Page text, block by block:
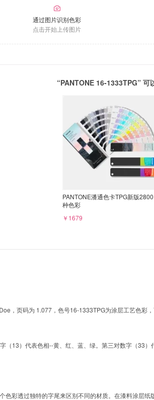
通过图片识别色彩
点击开始上传图片
“PANTONE 16-1333TPG” 可
PANTONE潘通色卡TPG新版2800
种色彩
￥1679
，页码为 1.077，色号16-1333TPG为涂层工艺色彩
13）代表色相--黄、红、蓝、绿。第三对数字（33
彩透过独特的字尾来区别不同的材质。在漆料涂层